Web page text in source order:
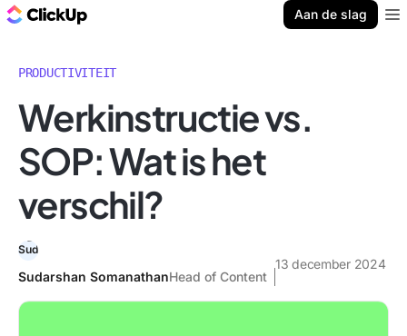
Aan de slag
PRODUCTIVITEIT
Werkinstructie vs.
SOP: Wat is het
verschil?
Sudarshan SomanathanHead of Content
13 december 2024